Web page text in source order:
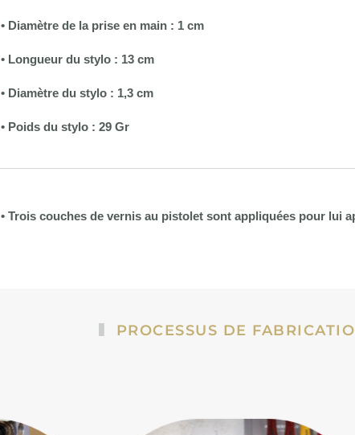
• Diamètre de la prise en main : 1 cm
• Longueur du stylo : 13 cm
• Diamètre du stylo : 1,3 cm
• Poids du stylo : 29 Gr
• Trois couches de vernis au pistolet sont appliquées pour lui
PROCESSUS DE